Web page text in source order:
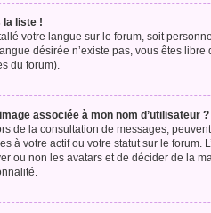
la liste !
votre langue sur le forum, soit
désirée n’existe pas, vous êtes
du forum).
associée à mon nom d’utilisateur ?
de la consultation de messages,
à votre actif ou votre statut sur le forum.
ou non les avatars et de décider de la